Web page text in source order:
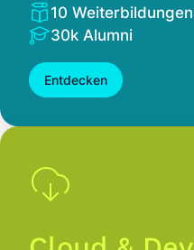
10 Weiterbildungen
30k Alumni
Entdecken